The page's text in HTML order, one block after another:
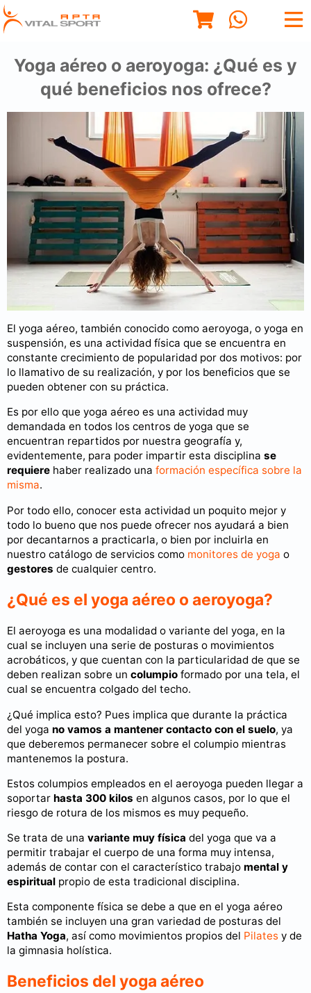
Yoga aéreo o aeroyoga: ¿Qué es y
qué beneficios nos ofrece?
El yoga aéreo, también conocido como aeroyoga, o yoga en
suspensión, es una actividad física que se encuentra en
constante crecimiento de popularidad por dos motivos: por
lo llamativo de su realización, y por los beneficios que se
pueden obtener con su práctica.
Es por ello que yoga aéreo es una actividad muy
demandada en todos los centros de yoga que se
encuentran repartidos por nuestra geografía y,
evidentemente, para poder impartir esta disciplina se
requiere haber realizado una formación específica sobre la
misma.
Por todo ello, conocer esta actividad un poquito mejor y
todo lo bueno que nos puede ofrecer nos ayudará a bien
por decantarnos a practicarla, o bien por incluirla en
nuestro catálogo de servicios como monitores de yoga o
gestores de cualquier centro.
¿Qué es el yoga aéreo o aeroyoga?
El aeroyoga es una modalidad o variante del yoga, en la
cual se incluyen una serie de posturas o movimientos
acrobáticos, y que cuentan con la particularidad de que se
deben realizan sobre un columpio formado por una tela, el
cual se encuentra colgado del techo.
¿Qué implica esto? Pues implica que durante la práctica
del yoga no vamos a mantener contacto con el suelo, ya
que deberemos permanecer sobre el columpio mientras
mantenemos la postura.
Estos columpios empleados en el aeroyoga pueden llegar a
soportar hasta 300 kilos en algunos casos, por lo que el
riesgo de rotura de los mismos es muy pequeño.
Se trata de una variante muy física del yoga que va a
permitir trabajar el cuerpo de una forma muy intensa,
además de contar con el característico trabajo mental y
espiritual propio de esta tradicional disciplina.
Esta componente física se debe a que en el yoga aéreo
también se incluyen una gran variedad de posturas del
Hatha Yoga, así como movimientos propios del Pilates y de
la gimnasia holística.
Beneficios del yoga aéreo